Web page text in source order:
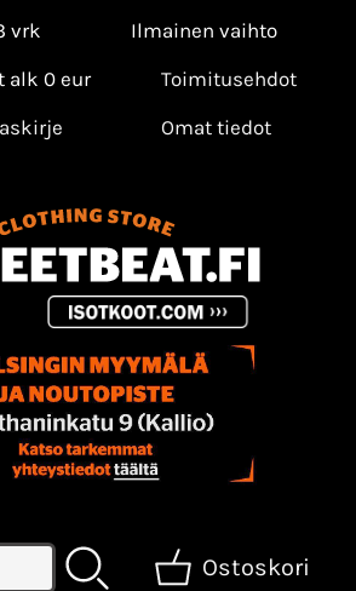
vrk
Ilmainen vaihto
alk 0 eur
Toimitusehdot
Omat tiedot
Ostoskori